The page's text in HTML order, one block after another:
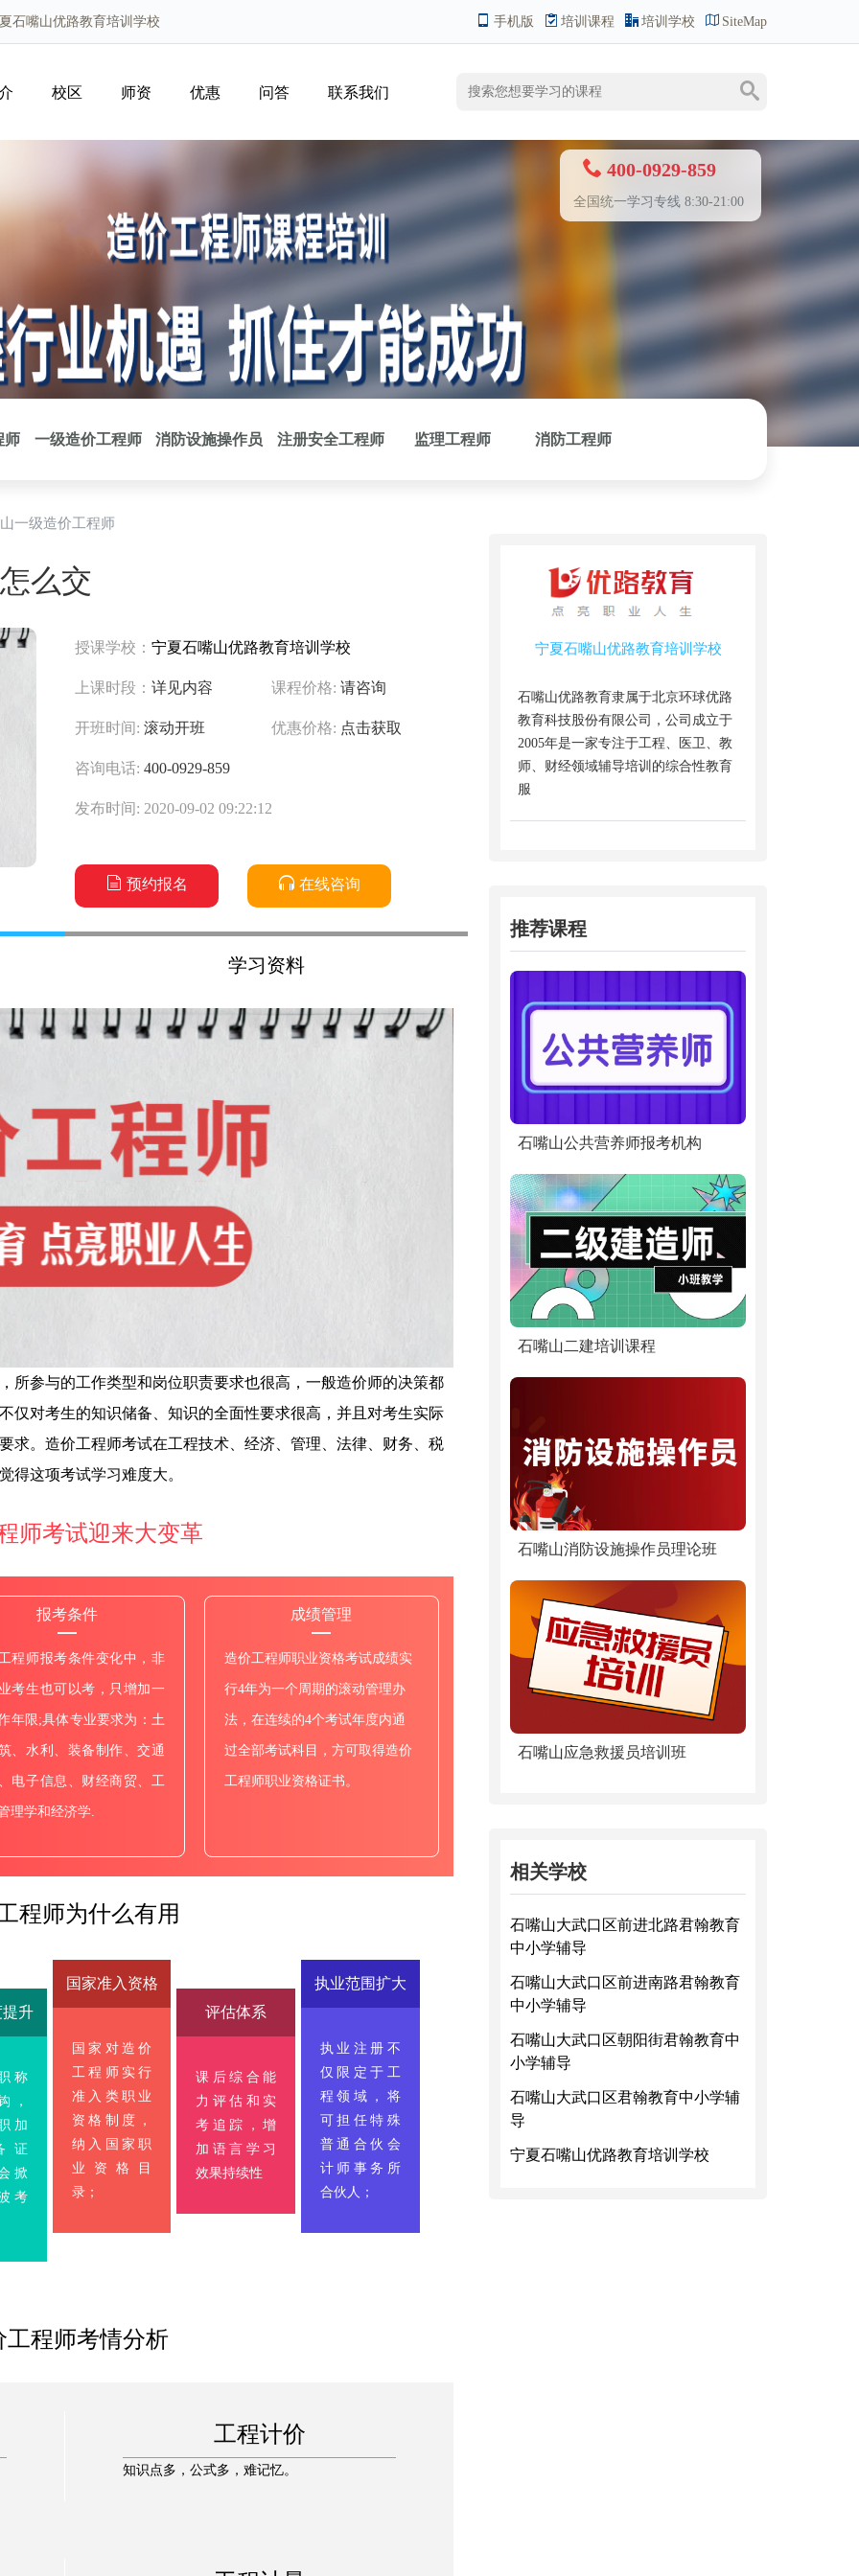
手机版 培训课程 培训学校 SiteMap
石嘴山优路教育培训学校
校区 师资 优惠 问答 联系我们
400-0929-859
全国统一学习专线 8:30-21:00
师 一级造价工程师 消防设施操作员 注册安全工程师 监理工程师 消防工程师
一级造价工程师
么交
授课学校： 宁夏石嘴山优路教育培训学校
上课时段： 详见内容 课程价格: 请咨询
开班时间: 滚动开班 优惠价格: 点击获取
咨询电话: 400-0929-859
发布时间: 2020-09-02 09:22:12
预约报名 在线咨询
学习资料
所参与的工作类型和岗位职责要求也很高，一般造价师的决策都
仅对考生的知识储备、知识的全面性要求很高，并且对考生实际
求。造价工程师考试在工程技术、经济、管理、法律、财务、税
得这项考试学习难度大。
师考试迎来大变革
报考条件
程师报考条件变化中，非
考生也可以考，只增加一
年限;具体专业要求为：土
、水利、装备制作、交通
电子信息、财经商贸、工
理学和经济学.
成绩管理
造价工程师职业资格考试成绩实
行4年为一个周期的滚动管理办
法，在连续的4个考试年度内通
过全部考试科目，方可取得造价
工程师职业资格证书。
程师为什么有用
升
称
，
加
证
掀
考
国家准入资格
国家对造价
工程师实行
准入类职业
资格制度，
纳入国家职
业资格目
录；
评估体系
课后综合能
力评估和实
考追踪，增
加语言学习
效果持续性
执业范围扩大
执业注册不
仅限定于工
程领域，将
可担任特殊
普通合伙会
计师事务所
合伙人；
工程师考情分析
工程计价
知识点多，公式多，难记忆。
宁夏石嘴山优路教育培训学校
石嘴山优路教育隶属于北京环球优路
教育科技股份有限公司，公司成立于
2005年是一家专注于工程、医卫、教
师、财经领域辅导培训的综合性教育
服
推荐课程
石嘴山公共营养师报考机构
石嘴山二建培训课程
石嘴山消防设施操作员理论班
石嘴山应急救援员培训班
相关学校
石嘴山大武口区前进北路君翰教育
中小学辅导
石嘴山大武口区前进南路君翰教育
中小学辅导
石嘴山大武口区朝阳街君翰教育中
小学辅导
石嘴山大武口区君翰教育中小学辅
导
宁夏石嘴山优路教育培训学校